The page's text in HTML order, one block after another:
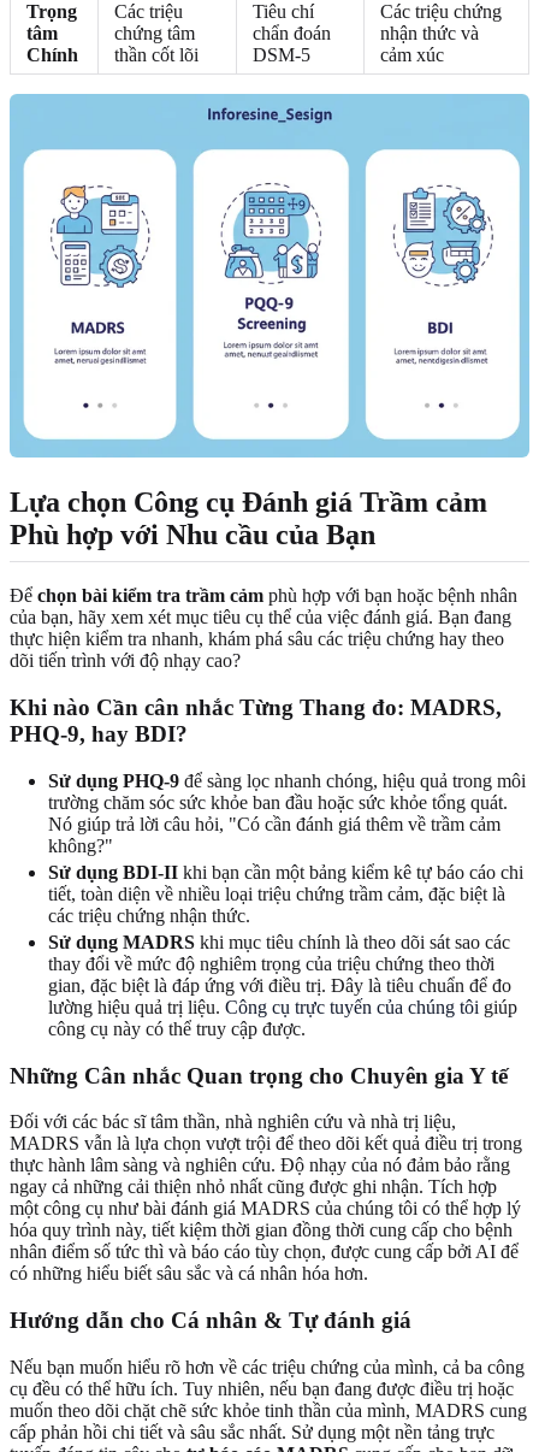
Trọng
tâm
Chính
Các triệu
chứng tâm
thần cốt lõi
Tiêu chí
chẩn đoán
DSM-5
Các triệu chứng
nhận thức và
cảm xúc
Lựa chọn Công cụ Đánh giá Trầm cảm
Phù hợp với Nhu cầu của Bạn
Để chọn bài kiểm tra trầm cảm phù hợp với bạn hoặc bệnh nhân
của bạn, hãy xem xét mục tiêu cụ thể của việc đánh giá. Bạn đang
thực hiện kiểm tra nhanh, khám phá sâu các triệu chứng hay theo
dõi tiến trình với độ nhạy cao?
Khi nào Cần cân nhắc Từng Thang đo: MADRS,
PHQ-9, hay BDI?
Sử dụng PHQ-9 để sàng lọc nhanh chóng, hiệu quả trong môi
trường chăm sóc sức khỏe ban đầu hoặc sức khỏe tổng quát.
Nó giúp trả lời câu hỏi, "Có cần đánh giá thêm về trầm cảm
không?"
Sử dụng BDI-II khi bạn cần một bảng kiểm kê tự báo cáo chi
tiết, toàn diện về nhiều loại triệu chứng trầm cảm, đặc biệt là
các triệu chứng nhận thức.
Sử dụng MADRS khi mục tiêu chính là theo dõi sát sao các
thay đổi về mức độ nghiêm trọng của triệu chứng theo thời
gian, đặc biệt là đáp ứng với điều trị. Đây là tiêu chuẩn để đo
lường hiệu quả trị liệu. Công cụ trực tuyến của chúng tôi giúp
công cụ này có thể truy cập được.
Những Cân nhắc Quan trọng cho Chuyên gia Y tế
Đối với các bác sĩ tâm thần, nhà nghiên cứu và nhà trị liệu,
MADRS vẫn là lựa chọn vượt trội để theo dõi kết quả điều trị trong
thực hành lâm sàng và nghiên cứu. Độ nhạy của nó đảm bảo rằng
ngay cả những cải thiện nhỏ nhất cũng được ghi nhận. Tích hợp
một công cụ như bài đánh giá MADRS của chúng tôi có thể hợp lý
hóa quy trình này, tiết kiệm thời gian đồng thời cung cấp cho bệnh
nhân điểm số tức thì và báo cáo tùy chọn, được cung cấp bởi AI để
có những hiểu biết sâu sắc và cá nhân hóa hơn.
Hướng dẫn cho Cá nhân & Tự đánh giá
Nếu bạn muốn hiểu rõ hơn về các triệu chứng của mình, cả ba công
cụ đều có thể hữu ích. Tuy nhiên, nếu bạn đang được điều trị hoặc
muốn theo dõi chặt chẽ sức khỏe tinh thần của mình, MADRS cung
cấp phản hồi chi tiết và sâu sắc nhất. Sử dụng một nền tảng trực